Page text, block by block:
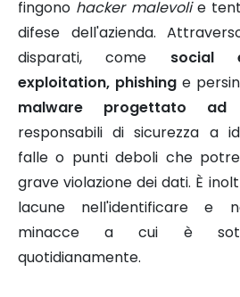
fingono hacker malevolie
difese dell'azienda.
disparati, come social
exploitation, phishing e
malware progettato ad
responsabili di sicurezza a
falle o punti deboli che
grave violazione dei dati. È
lacune nell'identificare e
minacce a cui è
quotidianamente.